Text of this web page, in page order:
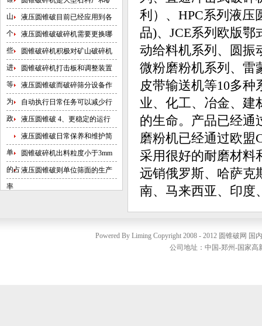
山
液压圆锥破目前已经应用到各
个
液压圆锥破破碎机需要更换哪
些
圆锥破碎机积极对矿山破碎机
进
圆锥破碎机打击板和调整装置
等
液压圆锥破而破碎筛分设备作
为
自动执行日常任务可以减少行
政
液压圆锥破 4、更稳定的运行
液压圆锥破日常保养和维护简
单
圆锥破碎机出料粒度小于3mm
的占液压圆锥破则单位筛面的生产
率
利）、HPC系列液压
品)、JCE系列欧版
动给料机系列、圆振
微粉磨粉机系列、雷
皮带输送机等10多
业、化工、冶金、建
的生命。产品已经通
磨粉机已经通过欧盟
采用很好的耐磨材料
远销俄罗斯、哈萨克
南、马来西亚、印度
Powered By Liming Copyright 2008 - 2012 圆锥破网 国
公司地址：中国-郑州-国家高